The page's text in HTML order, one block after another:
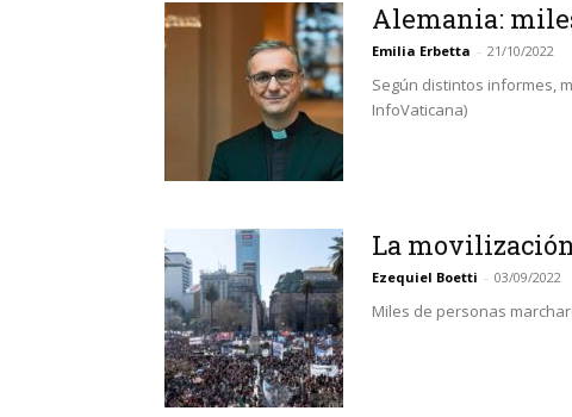
Alemania:
Emilia Erbetta - 21/10/2022
Según distintos informes,
InfoVaticana)
La
Ezequiel Boetti - 03/09/2022
Miles de personas